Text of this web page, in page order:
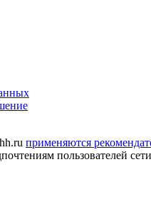
применяются
пользователей